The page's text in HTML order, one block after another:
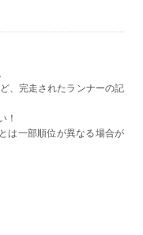
、完走されたランナーの記
！
は一部順位が異なる場合が